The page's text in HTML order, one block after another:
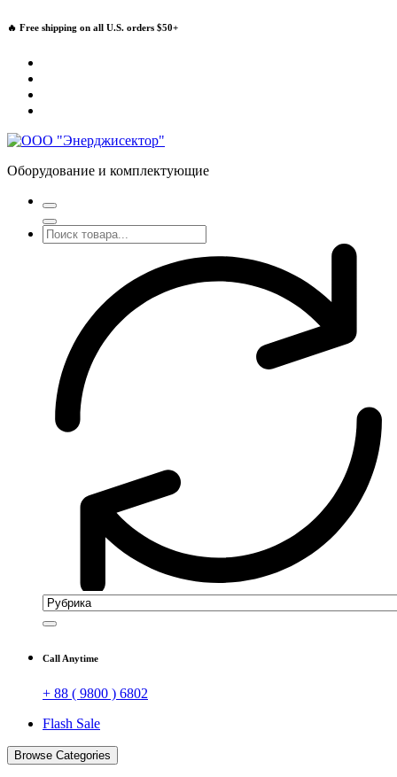
Перейти
содержимому
🔥 Free shipping on all U.S. orders $50+
Оборудование и комплектующие
Call Anytime
+ 88 ( 9800 ) 6802
Flash Sale
Browse Categories